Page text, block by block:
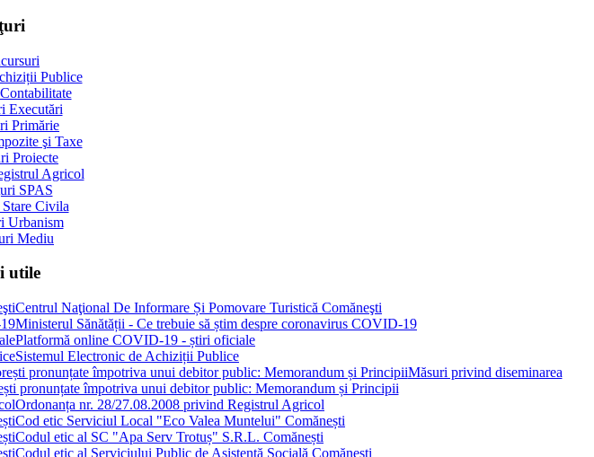
Publice
Executări
Primărie
şi Taxe
Proiecte
Agricol
SPAS
Civila
Urbanism
Mediu
utile
Centrul Naţional De Informare Și Pomovare Turistică Comăneşti
Ministerul Sănătății - Ce trebuie să știm despre coronavirus COVID-19
Platformă online COVID-19 - știri oficiale
Sistemul Electronic de Achiziții Publice
Măsuri privind diseminarea
pronunțate împotriva unui debitor public: Memorandum și Principii
Ordonanța nr. 28/27.08.2008 privind Registrul Agricol
Cod etic Serviciul Local "Eco Valea Muntelui" Comănești
Codul etic al SC "Apa Serv Trotuș" S.R.L. Comănești
Codul etic al Serviciului Public de Asistență Socială Comănești